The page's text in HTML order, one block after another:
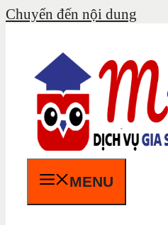
Chuyển đến nội dung
MENU